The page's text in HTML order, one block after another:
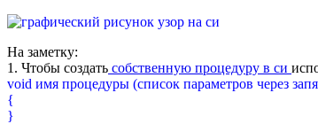
На заметку:
1. Чтобы создать собственную процедуру в си
void имя процедуры (список параметров через
{
}